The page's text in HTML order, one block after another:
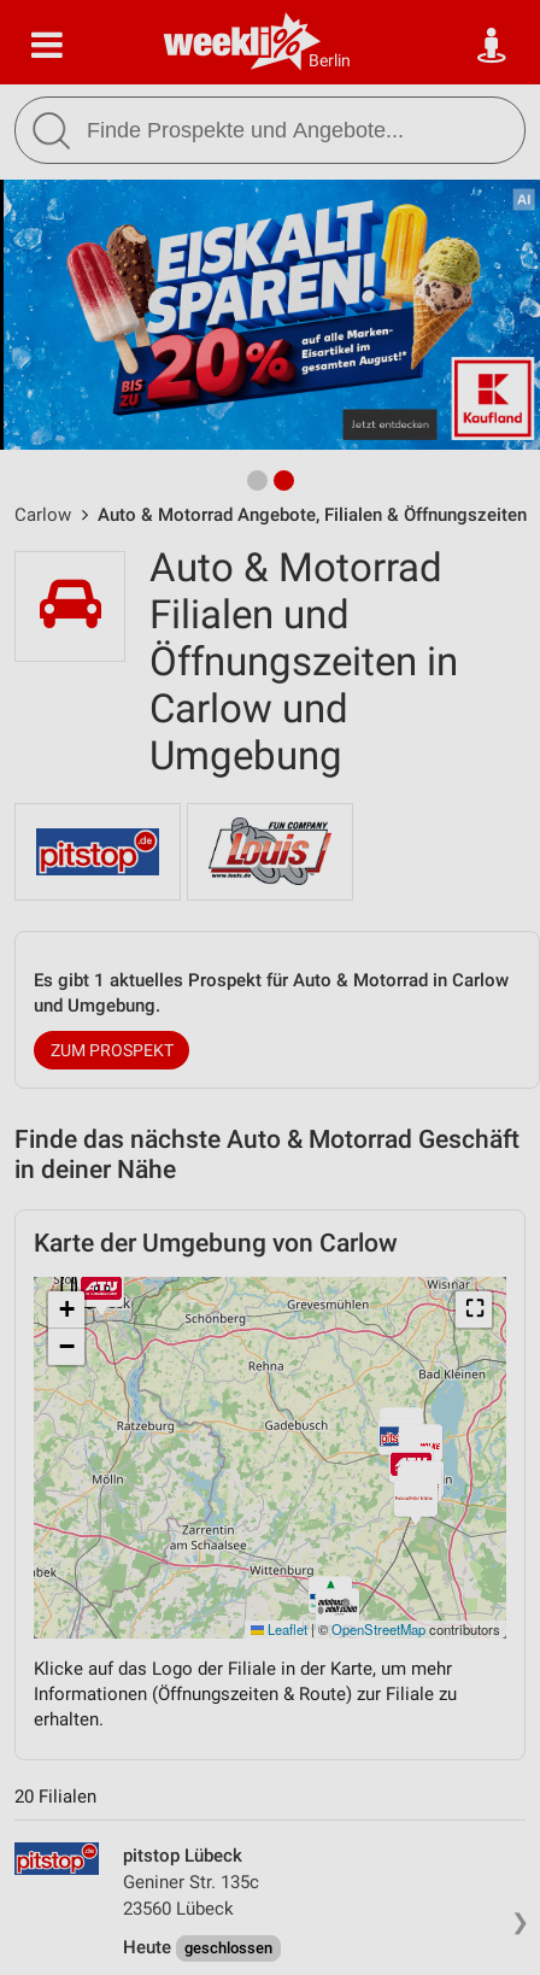
Berlin
Carlow Auto & Motorrad Angebote, Filialen & Öffnungszeiten
Auto & Motorrad
Filialen und
Öffnungszeiten in
Carlow und
Umgebung
Es gibt 1 aktuelles Prospekt für Auto & Motorrad in Carlow
und Umgebung.
ZUM PROSPEKT
Finde das nächste Auto & Motorrad Geschäft
in deiner Nähe
Karte der Umgebung von Carlow
⛶
+
−
Leaflet|©OpenStreetMapcontributors
Klicke auf das Logo der Filiale in der Karte, um mehr
Informationen (Öffnungszeiten & Route) zur Filiale zu
erhalten.
20 Filialen
❯
pitstop Lübeck
Geniner Str. 135c
23560 Lübeck
Heute
geschlossen